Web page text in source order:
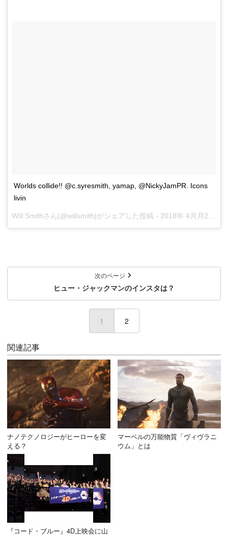
Worlds collide!! @c.syresmith, yamap, @NickyJamPR. Icons
livin
Will Smithさん(@willsmith)がシェアした投稿 - 2018年 4月月23日午後2時58分PDT
次のページ
ヒュー・ジャックマンのインスタは？
1 (current)
2
関連記事
ナノテクノロジーがヒーローを変
える？
マーベルの万能物質「ヴィヴラニ
ウム」とは
『コード・ブルー』4D上映会に山